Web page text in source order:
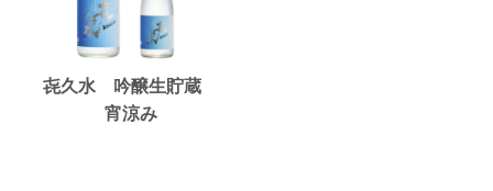
㐂久水 吟醸生貯蔵
宵涼み